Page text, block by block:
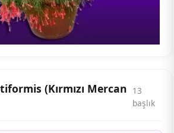
(Kırmızı Mercan 13
başlık